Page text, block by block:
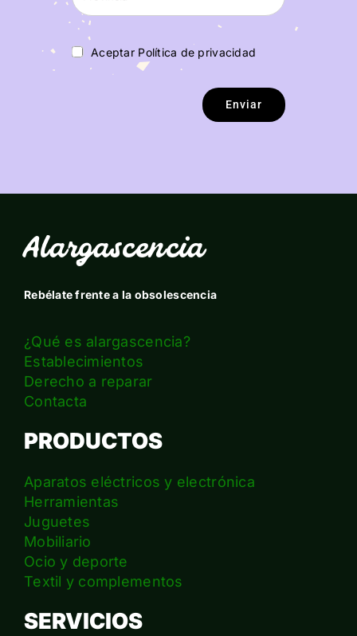
Aceptar Política de privacidad
Enviar
Alargascencia
Rebélate frente a la obsolescencia
¿Qué es alargascencia?
Establecimientos
Derecho a reparar
Contacta
PRODUCTOS
Aparatos eléctricos y electrónica
Herramientas
Juguetes
Mobiliario
Ocio y deporte
Textil y complementos
SERVICIOS